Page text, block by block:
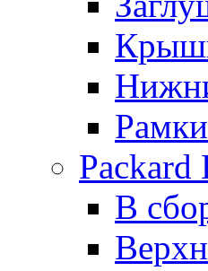
Packard
В